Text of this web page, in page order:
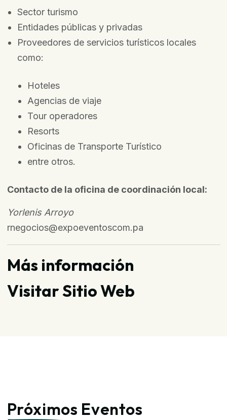
Sector turismo
Entidades públicas y privadas
Proveedores de servicios turísticos locales
como:
Hoteles
Agencias de viaje
Tour operadores
Resorts
Oficinas de Transporte Turístico
entre otros.
Contacto de la oficina de coordinación local:
Yorlenis Arroyo
rnegocios@expoeventoscom.pa
Más información
Visitar Sitio Web
Próximos Eventos